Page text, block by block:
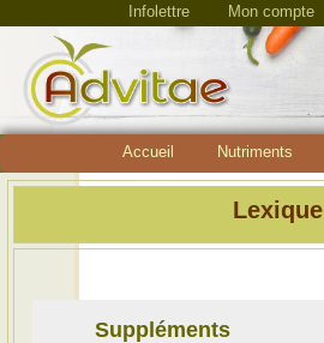
Infolettre Mon compte
Accueil Nutriments
Lexique
Suppléments